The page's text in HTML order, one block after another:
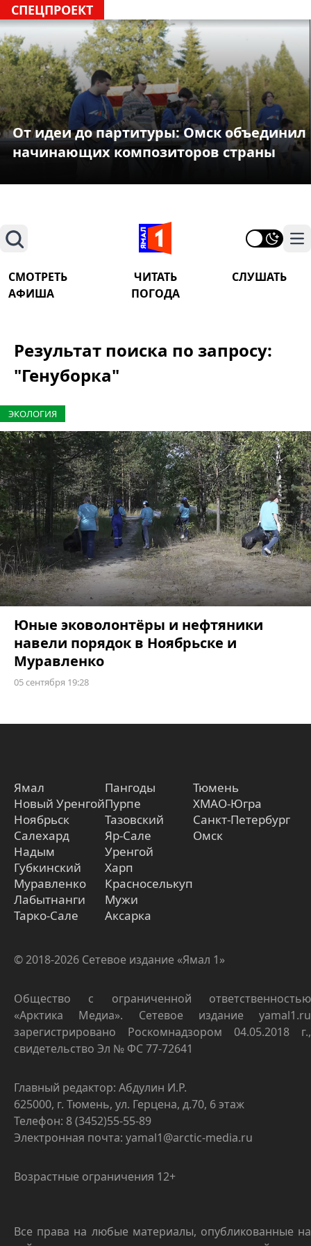
СПЕЦПРОЕКТ
От идеи до партитуры: Омск объединил
начинающих композиторов страны
Поиск
СМОТРЕТЬ ЧИТАТЬ
СЛУШАТЬ
АФИША
ПОГОДА
Результат поиска по запросу:
"Генуборка"
ЭКОЛОГИЯ
Юные эковолонтёры и нефтяники
навели порядок в Ноябрьске и
Муравленко
05 сентября 19:28
Ямал
Новый Уренгой
Ноябрьск
Салехард
Надым
Губкинский
Муравленко
Лабытнанги
Тарко-Сале
Пангоды
Пурпе
Тазовский
Яр-Сале
Уренгой
Харп
Красноселькуп
Мужи
Аксарка
Тюмень
ХМАО-Югра
Санкт-Петербург
Омск
© 2018-2026 Сетевое издание «Ямал 1»
Общество с ограниченной ответственностью
«Арктика Медиа». Сетевое издание yamal1.ru
зарегистрировано Роскомнадзором 04.05.2018 г.,
свидетельство Эл № ФС 77-72641
Главный редактор: Абдулин И.Р.
625000, г. Тюмень, ул. Герцена, д.70, 6 этаж
Телефон: 8 (3452)55-55-89
Электронная почта: yamal1@arctic-media.ru
Возрастные ограничения 12+
Все права на любые материалы, опубликованные на